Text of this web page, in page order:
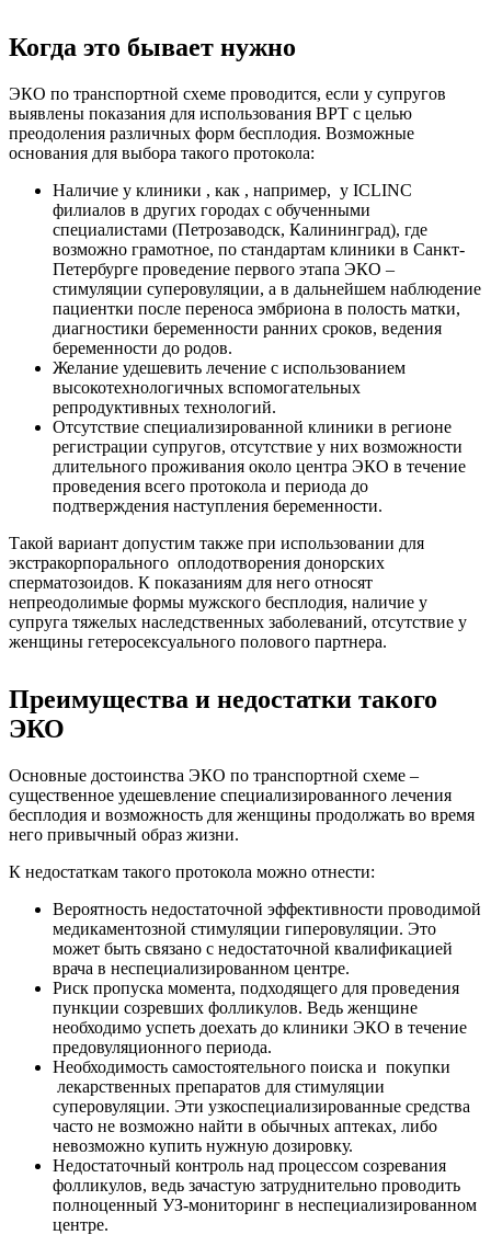
Когда это бывает нужно
ЭКО по транспортной схеме проводится, если у супругов
выявлены показания для использования ВРТ с целью
преодоления различных форм бесплодия. Возможные
основания для выбора такого протокола:
Наличие у клиники , как , например, у ICLINC
филиалов в других городах с обученными
специалистами (Петрозаводск, Калининград), где
возможно грамотное, по стандартам клиники в Санкт-
Петербурге проведение первого этапа ЭКО –
стимуляции суперовуляции, а в дальнейшем наблюдение
пациентки после переноса эмбриона в полость матки,
диагностики беременности ранних сроков, ведения
беременности до родов.
Желание удешевить лечение с использованием
высокотехнологичных вспомогательных
репродуктивных технологий.
Отсутствие специализированной клиники в регионе
регистрации супругов, отсутствие у них возможности
длительного проживания около центра ЭКО в течение
проведения всего протокола и периода до
подтверждения наступления беременности.
Такой вариант допустим также при использовании для
экстракорпорального оплодотворения донорских
сперматозоидов. К показаниям для него относят
непреодолимые формы мужского бесплодия, наличие у
супруга тяжелых наследственных заболеваний, отсутствие у
женщины гетеросексуального полового партнера.
Преимущества и недостатки такого
ЭКО
Основные достоинства ЭКО по транспортной схеме –
существенное удешевление специализированного лечения
бесплодия и возможность для женщины продолжать во время
него привычный образ жизни.
К недостаткам такого протокола можно отнести:
Вероятность недостаточной эффективности проводимой
медикаментозной стимуляции гиперовуляции. Это
может быть связано с недостаточной квалификацией
врача в неспециализированном центре.
Риск пропуска момента, подходящего для проведения
пункции созревших фолликулов. Ведь женщине
необходимо успеть доехать до клиники ЭКО в течение
предовуляционного периода.
Необходимость самостоятельного поиска и покупки
лекарственных препаратов для стимуляции
суперовуляции. Эти узкоспециализированные средства
часто не возможно найти в обычных аптеках, либо
невозможно купить нужную дозировку.
Недостаточный контроль над процессом созревания
фолликулов, ведь зачастую затруднительно проводить
полноценный УЗ-мониторинг в неспециализированном
центре.